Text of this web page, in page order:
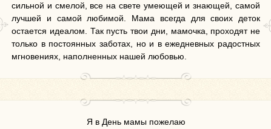
сильной и смелой, все на свете умеющей и знающей, самой
лучшей и самой любимой. Мама всегда для своих деток
остается идеалом. Так пусть твои дни, мамочка, проходят не
только в постоянных заботах, но и в ежедневных радостных
мгновениях, наполненных нашей любовью.
Я в День мамы пожелаю